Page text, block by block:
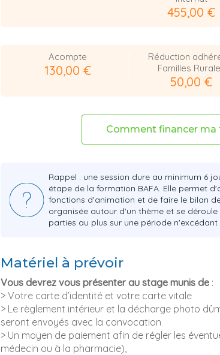
455,00 €
Acompte
130,00 €
Réduction
Familles
50,00 €
Comment financer ma
Rappel : une session dure au minimum 6
étape de la formation BAFA. Elle permet
fonctions d'animation et de faire le bilan
organisée autour d'un thème et se
parties au plus sur une période
Matériel à prévoir
Vous devrez vous présenter au stage munis de :
> Votre carte d’identité et votre carte vitale
> Le règlement intérieur et la décharge photo
seront envoyés avec la convocation
> Un moyen de paiement afin de régler les
médecin ou à la pharmacie),